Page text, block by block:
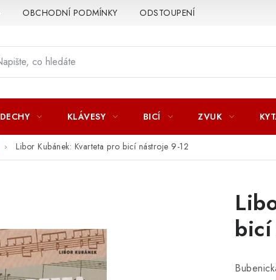
OBCHODNÍ PODMÍNKY ODSTOUPENÍ OD SMLOUVY
DECHY KLÁVESY BICÍ ZVUK
Libor Kubánek: Kvarteta pro bicí nástroje 9-12